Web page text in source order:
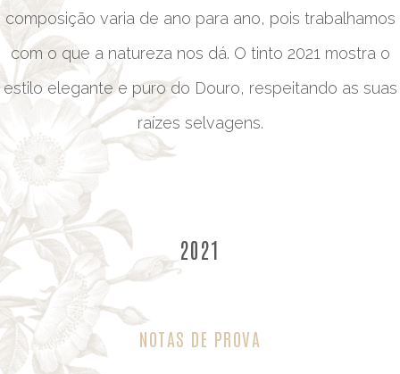
composição varia de ano para ano, pois trabalhamos
com o que a natureza nos dá. O tinto 2021 mostra o
estilo elegante e puro do Douro, respeitando as suas
raízes selvagens.
2021
NOTAS DE PROVA